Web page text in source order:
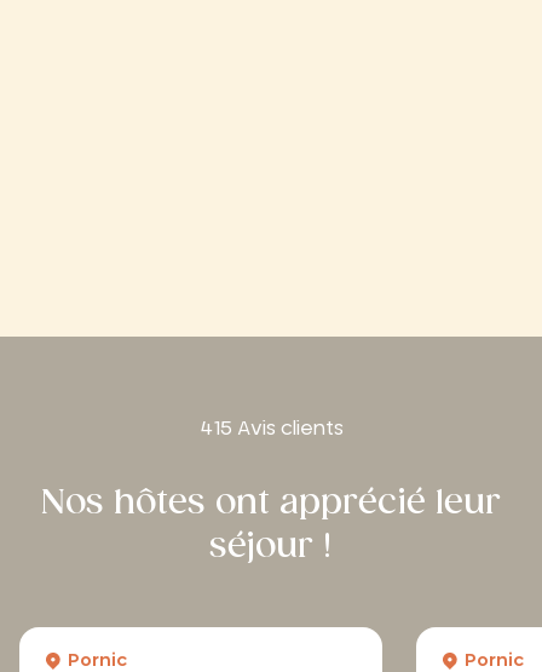
415 Avis clients
Nos hôtes ont apprécié leur
séjour !
Pornic Pornic